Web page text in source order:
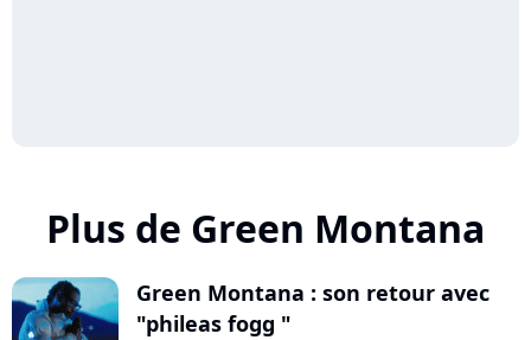
Plus de Green Montana
Green Montana : son retour avec
"phileas fogg "